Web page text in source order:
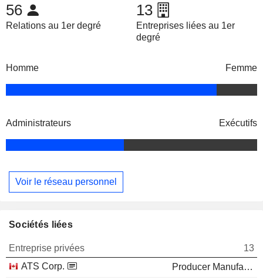
56
Relations au 1er degré
13
Entreprises liées au 1er
degré
Homme Femme
Administrateurs Exécutifs
Voir le réseau personnel
Sociétés liées
Entreprise privées
13
ATS Corp.
Producer Manufacturing